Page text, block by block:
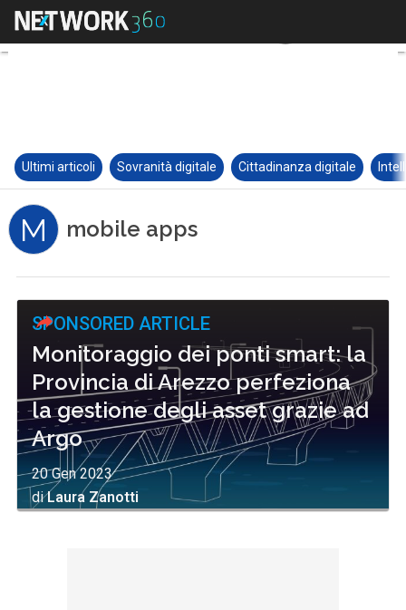
Ultimi articoli Sovranità digitale Cittadinanza digitale
M mobile apps
SPONSORED ARTICLE
Monitoraggio dei ponti smart: la
Provincia di Arezzo perfeziona
la gestione degli asset grazie ad
Argo
20 Gen 2023
diLaura Zanotti